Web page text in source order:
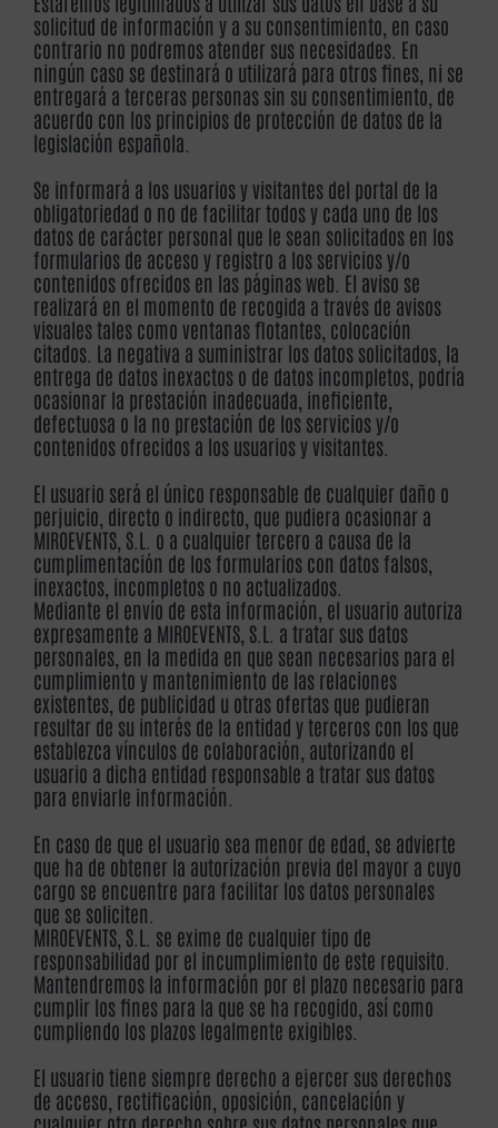
solicitud de información y a su consentimiento, en caso
contrario no podremos atender sus necesidades. En
ningún caso se destinará o utilizará para otros fines, ni se
entregará a terceras personas sin su consentimiento, de
acuerdo con los principios de protección de datos de la
legislación española.
Se informará a los usuarios y visitantes del portal de la
obligatoriedad o no de facilitar todos y cada uno de los
datos de carácter personal que le sean solicitados en los
formularios de acceso y registro a los servicios y/o
contenidos ofrecidos en las páginas web. El aviso se
realizará en el momento de recogida a través de avisos
visuales tales como ventanas flotantes, colocación
citados. La negativa a suministrar los datos solicitados, la
entrega de datos inexactos o de datos incompletos, podría
ocasionar la prestación inadecuada, ineficiente,
defectuosa o la no prestación de los servicios y/o
contenidos ofrecidos a los usuarios y visitantes.
El usuario será el único responsable de cualquier daño o
perjuicio, directo o indirecto, que pudiera ocasionar a
MIROEVENTS, S.L. o a cualquier tercero a causa de la
cumplimentación de los formularios con datos falsos,
inexactos, incompletos o no actualizados.
Mediante el envío de esta información, el usuario autoriza
expresamente a MIROEVENTS, S.L. a tratar sus datos
personales, en la medida en que sean necesarios para el
cumplimiento y mantenimiento de las relaciones
existentes, de publicidad u otras ofertas que pudieran
resultar de su interés de la entidad y terceros con los que
establezca vínculos de colaboración, autorizando el
usuario a dicha entidad responsable a tratar sus datos
para enviarle información.
En caso de que el usuario sea menor de edad, se advierte
que ha de obtener la autorización previa del mayor a cuyo
cargo se encuentre para facilitar los datos personales
que se soliciten.
MIROEVENTS, S.L. se exime de cualquier tipo de
responsabilidad por el incumplimiento de este requisito.
Mantendremos la información por el plazo necesario para
cumplir los fines para la que se ha recogido, así como
cumpliendo los plazos legalmente exigibles.
El usuario tiene siempre derecho a ejercer sus derechos
de acceso, rectificación, oposición, cancelación y